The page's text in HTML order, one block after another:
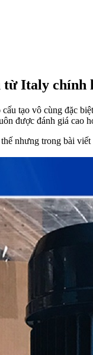
từ Italy chính
tạo vô cùng đặc
được đánh giá cao
trong bài